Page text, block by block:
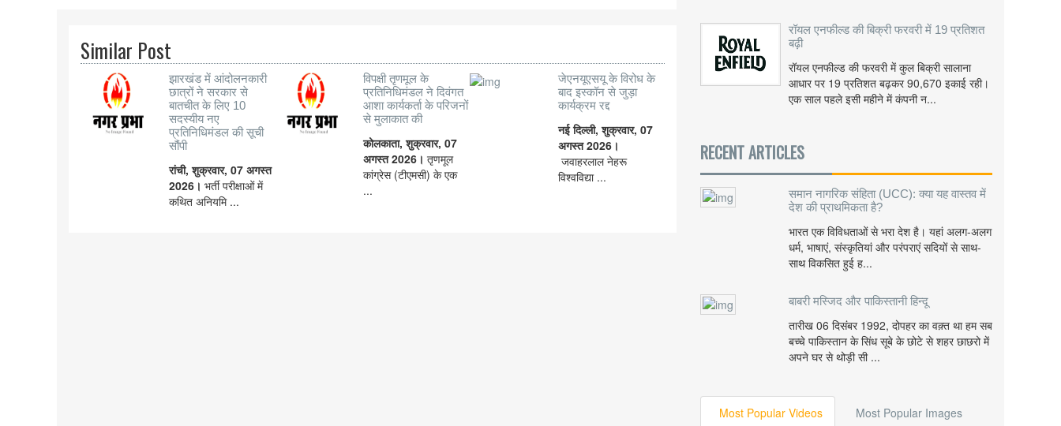
Similar Post
झारखंड में आंदोलनकारी
छात्रों ने सरकार से
बातचीत के लिए 10
सदस्यीय नए
प्रतिनिधिमंडल की सूची
सौंपी
रांची, शुक्रवार, 07 अगस्त
2026। भर्ती परीक्षाओं में
कथित अनियमि ...
विपक्षी तृणमूल के
प्रतिनिधिमंडल ने दिवंगत
आशा कार्यकर्ता के परिजनों
से मुलाकात की
कोलकाता, शुक्रवार, 07
अगस्त 2026।तृणमूल
कांग्रेस (टीएमसी) के एक
...
जेएनयूएसयू के विरोध के
बाद इस्कॉन से जुड़ा
कार्यक्रम रद्द
नई दिल्ली, शुक्रवार, 07
अगस्त 2026।
जवाहरलाल नेहरू
विश्वविद्या ...
रॉयल एनफील्ड की बिक्री फरवरी में 19 प्रतिशत
बढ़ी
रॉयल एनफील्ड की फरवरी में कुल बिक्री सालाना
आधार पर 19 प्रतिशत बढ़कर 90,670 इकाई रही।
एक साल पहले इसी महीने में कंपनी न...
RECENT ARTICLES
समान नागरिक संहिता (UCC): क्या यह वास्तव में
देश की प्राथमिकता है?
भारत एक विविधताओं से भरा देश है। यहां अलग-अलग
धर्म, भाषाएं, संस्कृतियां और परंपराएं सदियों से साथ-
साथ विकसित हुई ह...
बाबरी मस्जिद और पाकिस्तानी हिन्दू
तारीख 06 दिसंबर 1992, दोपहर का वक़्त था हम सब
बच्चे पाकिस्तान के सिंध सूबे के छोटे से शहर छाछरो में
अपने घर से थोड़ी सी ...
Most Popular Videos Most Popular Images